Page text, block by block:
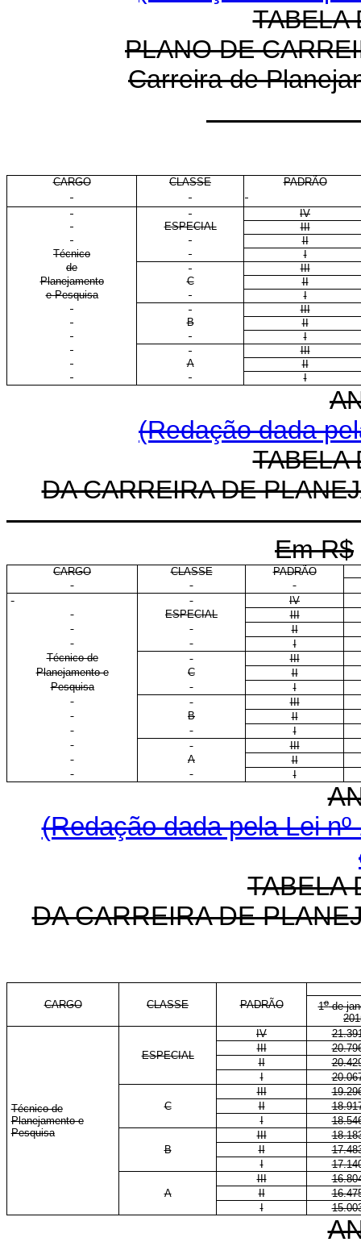
TABELA
PLANO DE
Carreira de
CARGO CLASSE PADRÃO
IV
ESPECIAL
III
II
Técnico
I
de
III
Planejamento
C
II
e Pesquisa
I
III
B
II
I
III
A
II
I
(Redação dada
TABELA
DA CARREIRA DE
Em R$
CARGO CLASSE PADRÃO
IV
ESPECIAL
III
II
I
Técnico de
III
Planejamento e
C
II
Pesquisa
I
III
B
II
I
III
A
II
I
(Redação dada pela Lei
TABELA
DA CARREIRA DE
CARGO CLASSE PADRÃO 1ode
Técnico de
Planejamento e
Pesquisa
ESPECIAL
IV
III
II
I
C
III
II
I
B
III
II
I
A
III
II
I